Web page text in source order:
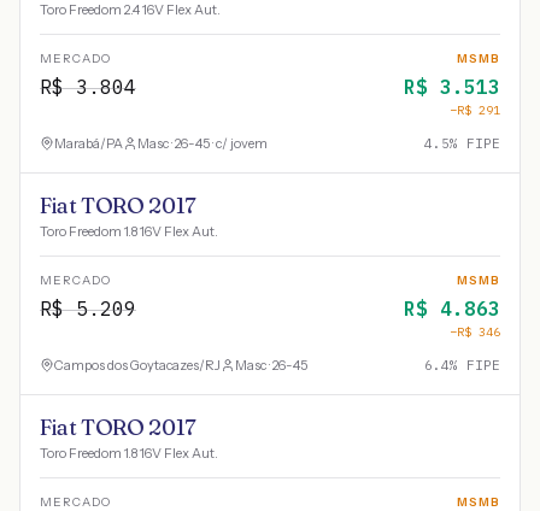
Toro Freedom 2.4 16V Flex Aut.
MERCADO
R$3.804
MSMB
R$ 3.513
−R$ 291
Marabá/PA Masc · 26-45 · c/ jovem 4.5% FIPE
Fiat TORO 2017
Toro Freedom 1.8 16V Flex Aut.
MERCADO
R$5.209
MSMB
R$ 4.863
−R$ 346
Campos dos Goytacazes/RJ Masc · 26-45 6.4% FIPE
Fiat TORO 2017
Toro Freedom 1.8 16V Flex Aut.
MERCADO MSMB